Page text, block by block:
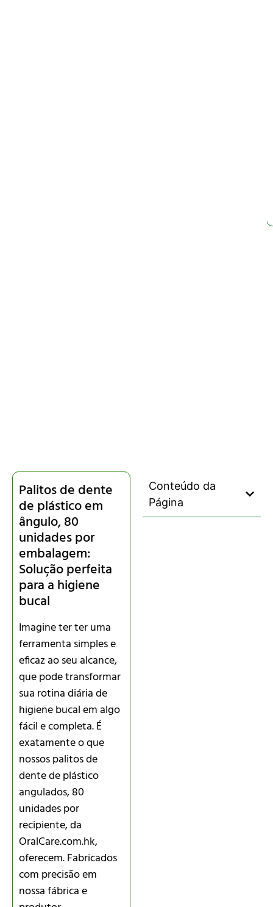
Palitos de dente
de plástico em
ângulo, 80
unidades por
embalagem:
Solução perfeita
para a higiene
bucal
Imagine ter ter uma
ferramenta simples e
eficaz ao seu alcance,
que pode transformar
sua rotina diária de
higiene bucal em algo
fácil e completa. É
exatamente o que
nossos palitos de
dente de plástico
angulados, 80
unidades por
recipiente, da
OralCare.com.hk,
oferecem. Fabricados
com precisão em
nossa fábrica e
Conteúdo da
Página